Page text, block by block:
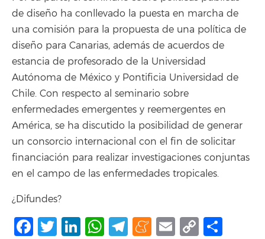
de diseño ha conllevado la puesta en marcha de
una comisión para la propuesta de una política de
diseño para Canarias, además de acuerdos de
estancia de profesorado de la Universidad
Autónoma de México y Pontificia Universidad de
Chile. Con respecto al seminario sobre
enfermedades emergentes y reemergentes en
América, se ha discutido la posibilidad de generar
un consorcio internacional con el fin de solicitar
financiación para realizar investigaciones conjuntas
en el campo de las enfermedades tropicales.
¿Difundes?
Facebook
Twitter
LinkedIn
WhatsApp
Telegram
Meneame
Email
Copy